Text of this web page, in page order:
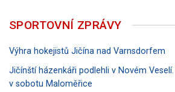
SPORTOVNÍ ZPRÁVY
Výhra hokejistů Jičína nad Varnsdorfem
Jičínští házenkáři podlehli v Novém
v sobotu Maloměřice